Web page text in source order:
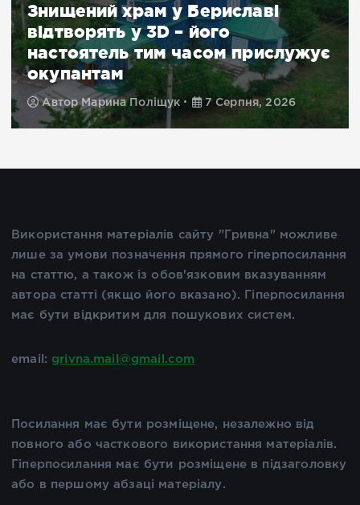
Знищений храм у Бериславі
відтворять у 3D – його
настоятель тим часом прислужує
окупантам
Автор Марина Поліщук 7 Серпня, 2026
Використання матеріалів сайту "Гривна" можливе
лише за умови позначення прямого гіперпосилання
на статтю, а також із обов'язковим вказуванням
автора статті (якщо його вказано). Гіперпосилання
має бути відкритим для пошукових систем.
email: grivna.mail@gmail.com
Посилання має бути розміщене, незалежно від
повного або часткового використання матеріалів.
Гіперпосилання має бути розміщене в підзаголовку
або в першому абзаці матеріалу.